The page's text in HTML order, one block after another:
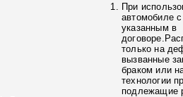
При
автомобиле
указанным в
только на
вызванные
браком или
технологии
подлежащие